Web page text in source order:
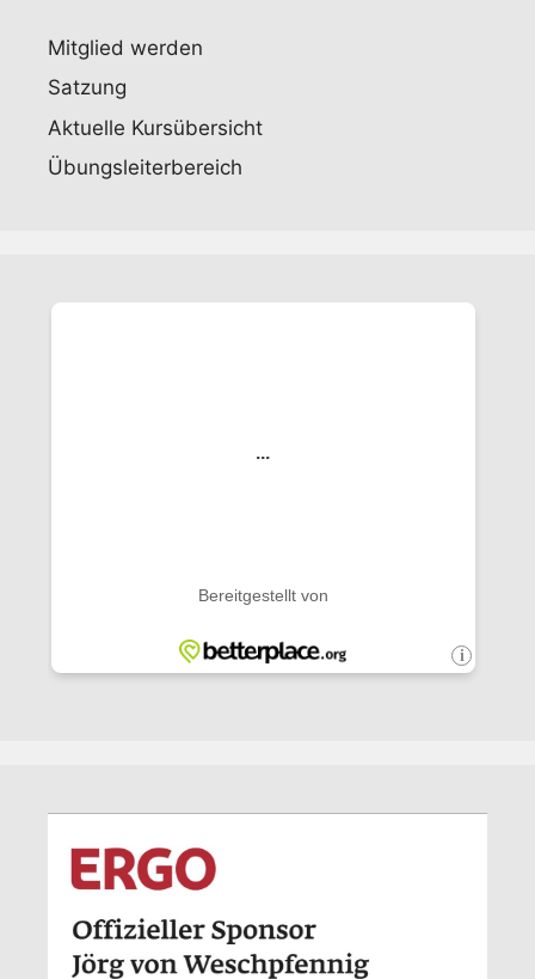
Mitglied werden
Satzung
Aktuelle Kursübersicht
Übungsleiterbereich